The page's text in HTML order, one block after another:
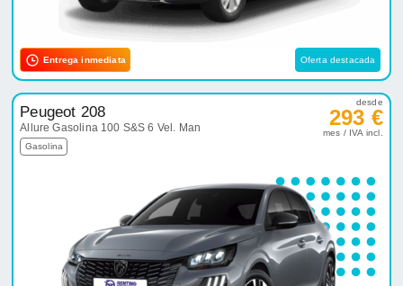
Entrega inmediata Oferta destacada
Peugeot 208
Allure Gasolina 100 S&S 6 Vel. Man
Gasolina
desde
293 €
mes / IVA incl.